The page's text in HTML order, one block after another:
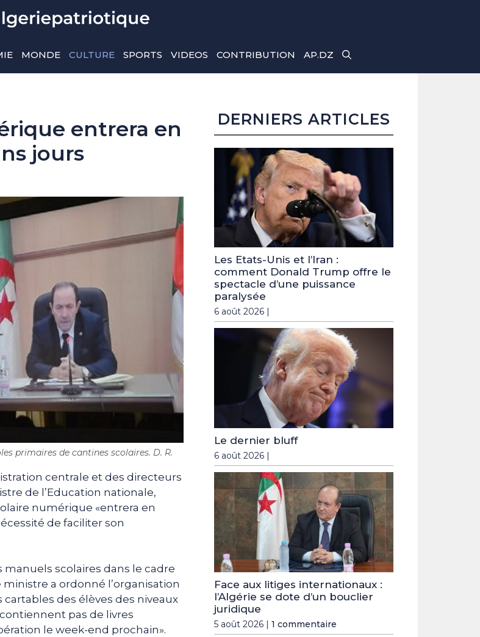
MONDE CULTURE SPORTS VIDEOS CONTRIBUTION AP.DZ
entrera en
jours
primaires de cantines scolaires. D. R.
centrale et des directeurs
de l’Education nationale,
numérique «entrera en
de faciliter son
scolaires dans le cadre
a ordonné l’organisation
des élèves des niveaux
pas de livres
le week-end prochain».
DERNIERS ARTICLES
Les Etats-Unis et l’Iran :
comment Donald Trump offre le
spectacle d’une puissance
paralysée
6 août 2026 |
Le dernier bluff
6 août 2026 |
Face aux litiges internationaux :
l’Algérie se dote d’un bouclier
juridique
5 août 2026 | 1 commentaire